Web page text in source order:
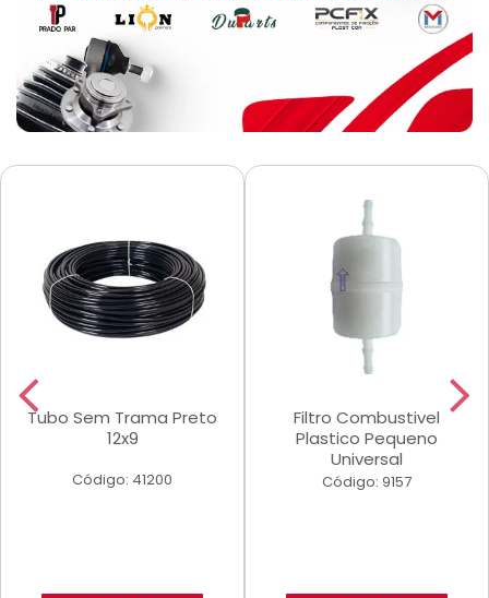
Tubo Sem Trama Preto
12x9
Código: 41200
Filtro Combustivel
Plastico Pequeno
Universal
Código: 9157